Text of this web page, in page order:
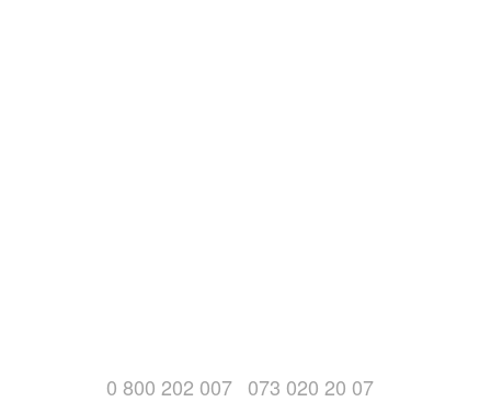
0 800 202 007 073 020 20 07